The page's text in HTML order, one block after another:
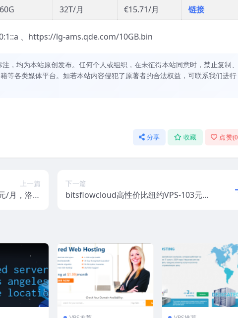
32T/月 €15.71/月 链接
、https://lg-ams.qde.com/10GB.bin
，均为本站原创发布。任何个人或组织，在未征得本站同意时，禁止复制、
等各类媒体平台。如若本站内容侵犯了原著者的合法权益，可联系我们进行
分享 收藏 点赞(0
上一篇
/月，洛杉
下一篇
bitsflowcloud高性价比纽约VPS-103元/